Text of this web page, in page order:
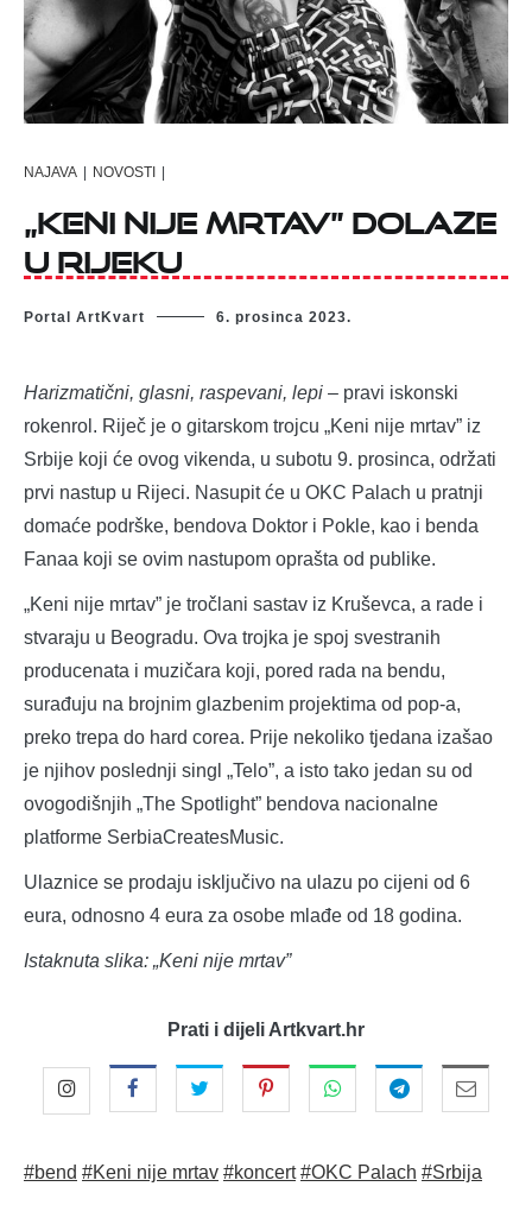
NAJAVA | NOVOSTI |
„Keni nije mrtav” dolaze
u Rijeku
Portal ArtKvart 6. prosinca 2023.
Harizmatični, glasni, raspevani, lepi – pravi iskonski
rokenrol. Riječ je o gitarskom trojcu „Keni nije mrtav” iz
Srbije koji će ovog vikenda, u subotu 9. prosinca, održati
prvi nastup u Rijeci. Nasupit će u OKC Palach u pratnji
domaće podrške, bendova Doktor i Pokle, kao i benda
Fanaa koji se ovim nastupom oprašta od publike.
„Keni nije mrtav” je tročlani sastav iz Kruševca, a rade i
stvaraju u Beogradu. Ova trojka je spoj svestranih
producenata i muzičara koji, pored rada na bendu,
surađuju na brojnim glazbenim projektima od pop-a,
preko trepa do hard corea. Prije nekoliko tjedana izašao
je njihov poslednji singl „Telo”, a isto tako jedan su od
ovogodišnjih „The Spotlight” bendova nacionalne
platforme SerbiaCreatesMusic.
Ulaznice se prodaju isključivo na ulazu po cijeni od 6
eura, odnosno 4 eura za osobe mlađe od 18 godina.
Istaknuta slika: „Keni nije mrtav”
Prati i dijeli Artkvart.hr
#bend #Keni nije mrtav #koncert #OKC Palach #Srbija